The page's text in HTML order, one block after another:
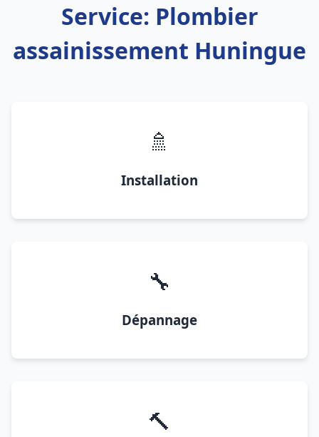
Service: Plombier
assainissement Huningue
🚿
Installation
🔧
Dépannage
🔨